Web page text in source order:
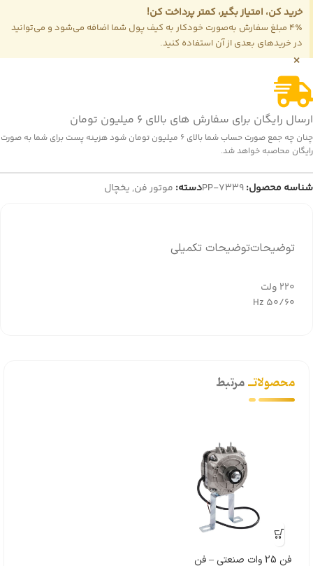
خرید کن، امتیاز بگیر، کمتر پرداخت کن!
4٪ مبلغ سفارش به‌صورت خودکار به کیف پول شما اضافه می‌شود و می‌توانید
در خریدهای بعدی از آن استفاده کنید.
×
ارسال رایگان برای سفارش های بالای 6 میلیون تومان
چنان چه جمع صورت حساب شما بالای 6 میلیون تومان شود هزینه پست برای شما به صورت
رایگان محاصبه خواهد شد.
شناسه محصول:PP-7339دسته: موتور فن, یخچال
توضیحاتتوضیحات تکمیلی
220 ولت
50/60 Hz
محصولاتــمرتبط
فن 25 وات صنعتی – فن